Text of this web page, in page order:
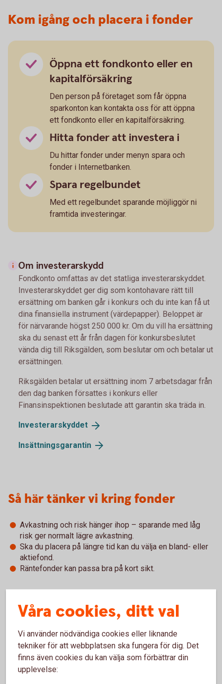
Kom igång och placera i fonder
Öppna ett fondkonto eller en
kapitalförsäkring
Den person på företaget som får öppna
sparkonton kan kontakta oss för att öppna
ett fondkonto eller en kapitalförsäkring.
Hitta fonder att investera i
Du hittar fonder under menyn spara och
fonder i Internetbanken.
Spara regelbundet
Med ett regelbundet sparande möjliggör ni
framtida investeringar.
Om investerarskydd
Fondkonto omfattas av det statliga investerarskyddet.
Investerarskyddet ger dig som kontohavare rätt till
ersättning om banken går i konkurs och du inte kan få ut
dina finansiella instrument (värdepapper). Beloppet är
för närvarande högst 250 000 kr. Om du vill ha ersättning
ska du senast ett år från dagen för konkursbeslutet
vända dig till Riksgälden, som beslutar om och betalar ut
ersättningen.
Riksgälden betalar ut ersättning inom 7 arbetsdagar från
den dag banken försattes i konkurs eller
Finansinspektionen beslutade att garantin ska träda in.
Investerarskyddet
Insättningsgarantin
Så här tänker vi kring fonder
Avkastning och risk hänger ihop – sparande med låg
risk ger normalt lägre avkastning.
Ska du placera på längre tid kan du välja en bland- eller
aktiefond.
Räntefonder kan passa bra på kort sikt.
Våra populäraste fonder
Ibland är det svårt att välja. Få inspiration och tips.
Fondinspiration
Våra cookies, ditt val
Vi använder nödvändiga cookies eller liknande
tekniker för att webbplatsen ska fungera för dig. Det
finns även cookies du kan välja som förbättrar din
upplevelse: